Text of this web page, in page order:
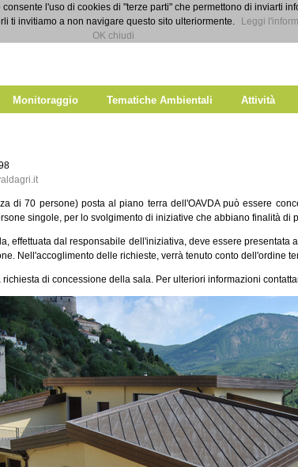
Monitoraggio Tematiche Ambientali Attività
di 70 persone) posta al piano terra dell'OAVDA può essere
singole, per lo svolgimento di iniziative che abbiano finalità di
effettuata dal responsabile dell'iniziativa, deve essere presentata
Nell'accoglimento delle richieste, verrà tenuto conto dell'ordine
di concessione della sala. Per ulteriori informazioni
l'uso di cookies di "terze parti" che permettono di inviarti
ti invitiamo a non navigare questo sito ulteriormente.
Leggi
OK chiudi